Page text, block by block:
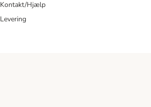
Kontakt/Hjælp
Levering